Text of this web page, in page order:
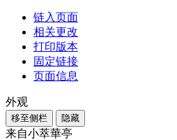
链入页面
相关更改
打印版本
固定链接
页面信息
外观
移至侧栏 隐藏
来自小萃華亭